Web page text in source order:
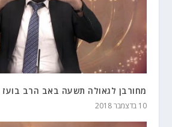
מחורבן לגאולה תשעה באב הרב בועז
10 בדצמבר 2018